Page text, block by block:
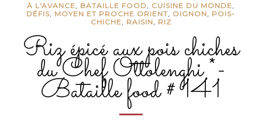
À L'AVANCE, BATAILLE FOOD, CUISINE DU MONDE,
DÉFIS, MOYEN ET PROCHE ORIENT, OIGNON, POIS-
CHICHE, RAISIN, RIZ
Riz épicé aux pois chiches
du Chef Ottolenghi *-
Bataille food # 141